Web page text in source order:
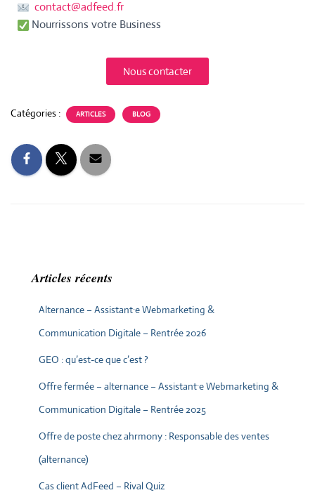
contact@adfeed.fr
Nourrissons votre Business
Nous contacter
Catégories : ARTICLES BLOG
Articles récents
Alternance – Assistant·e Webmarketing &
Communication Digitale – Rentrée 2026
GEO : qu’est-ce que c’est ?
Offre fermée – alternance – Assistant·e Webmarketing &
Communication Digitale – Rentrée 2025
Offre de poste chez ahrmony : Responsable des ventes
(alternance)
Cas client AdFeed – Rival Quiz